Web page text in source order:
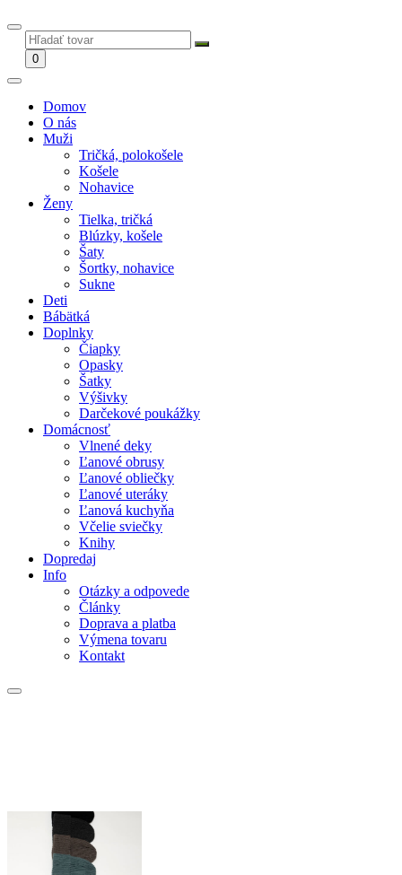
0
Domov
O nás
Muži
Tričká, polokošele
Košele
Nohavice
Ženy
Tielka, tričká
Blúzky, košele
Šaty
Šortky, nohavice
Sukne
Deti
Bábätká
Doplnky
Čiapky
Opasky
Šatky
Výšivky
Darčekové poukážky
Domácnosť
Vlnené deky
Ľanové obrusy
Ľanové obliečky
Ľanové uteráky
Ľanová kuchyňa
Včelie sviečky
Knihy
Dopredaj
Info
Otázky a odpovede
Články
Doprava a platba
Výmena tovaru
Kontakt